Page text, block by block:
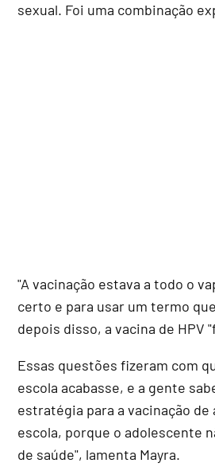
sexual. Foi uma combinação
"A vacinação estava a todo o
certo e para usar um termo
depois disso, a vacina de HPV
Essas questões fizeram com
escola acabasse, e a gente
estratégia para a vacinação de
escola, porque o adolescente
de saúde", lamenta Mayra.